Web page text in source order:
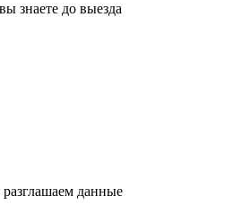
знаете до выезда
данные